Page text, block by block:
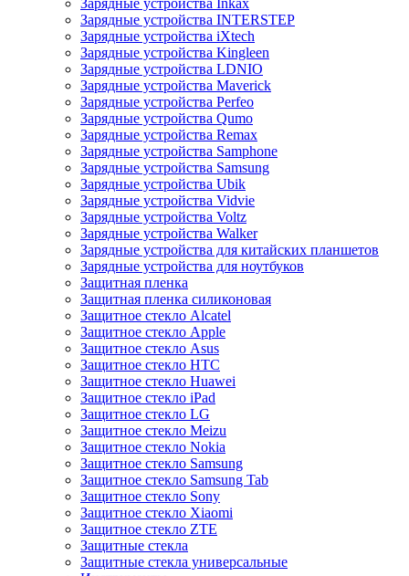
Зарядные устройства INTERSTEP
Зарядные устройства iXtech
Зарядные устройства Kingleen
Зарядные устройства LDNIO
Зарядные устройства Maverick
Зарядные устройства Perfeo
Зарядные устройства Qumo
Зарядные устройства Remax
Зарядные устройства Samphone
Зарядные устройства Samsung
Зарядные устройства Ubik
Зарядные устройства Vidvie
Зарядные устройства Voltz
Зарядные устройства Walker
Зарядные устройства для китайских планшетов
Зарядные устройства для ноутбуков
Защитная пленка
Защитная пленка силиконовая
Защитное стекло Alcatel
Защитное стекло Apple
Защитное стекло Asus
Защитное стекло HTC
Защитное стекло Huawei
Защитное стекло iPad
Защитное стекло LG
Защитное стекло Meizu
Защитное стекло Nokia
Защитное стекло Samsung
Защитное стекло Samsung Tab
Защитное стекло Sony
Защитное стекло Xiaomi
Защитное стекло ZTE
Защитные стекла
Защитные стекла универсальные